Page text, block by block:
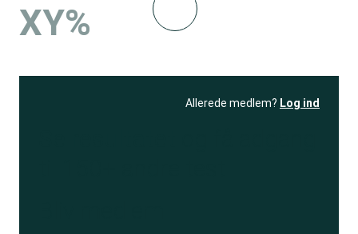
XY%
Allerede medlem? Log ind